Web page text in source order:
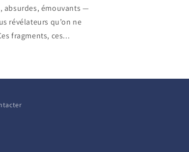
absurdes, émouvants —
révélateurs qu’on ne
fragments, ces...